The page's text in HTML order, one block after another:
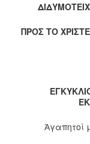
ΠΡΟΣ ΤΟ
Ἀγαπητοί